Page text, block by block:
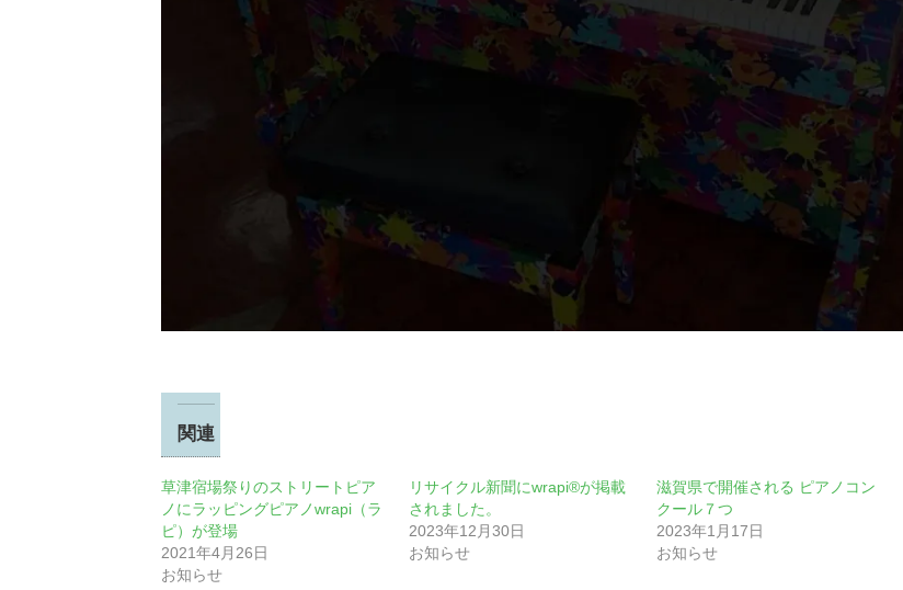
関連
草津宿場祭りのストリートピア
ノにラッピングピアノwrapi（ラ
ピ）が登場
2021年4月26日
お知らせ
リサイクル新聞にwrapi®が掲載
されました。
2023年12月30日
お知らせ
滋賀県で開催される ピアノコン
クール７つ
2023年1月17日
お知らせ